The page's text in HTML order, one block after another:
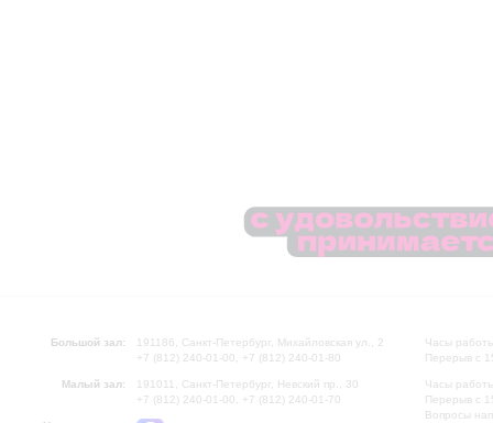
Большой зал:
191186, Санкт-Петербург, Михайловская ул., 2
+7 (812) 240-01-00, +7 (812) 240-01-80
Малый зал:
191011, Санкт-Петербург, Невский пр., 30
+7 (812) 240-01-00, +7 (812) 240-01-70
Часы
Перерыв с
Часы
Перерыв с
Вопросы